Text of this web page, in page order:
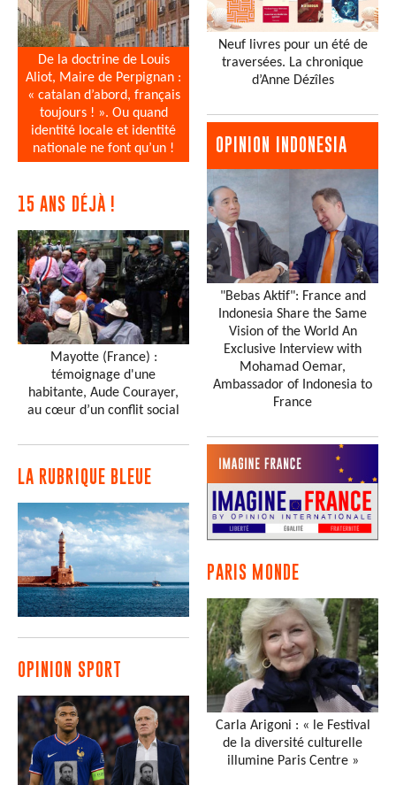
De la doctrine de Louis
Aliot, Maire de Perpignan :
« catalan d’abord, français
toujours ! ». Ou quand
identité locale et identité
nationale ne font qu’un !
15 ANS DÉJÀ !
Mayotte (France) :
témoignage d'une
habitante, Aude Courayer,
au cœur d’un conflit social
LA RUBRIQUE BLEUE
OPINION SPORT
Neuf livres pour un été de
traversées. La chronique
d’Anne Dézîles
OPINION INDONESIA
"Bebas Aktif": France and
Indonesia Share the Same
Vision of the World An
Exclusive Interview with
Mohamad Oemar,
Ambassador of Indonesia to
France
PARIS MONDE
Carla Arigoni : « le Festival
de la diversité culturelle
illumine Paris Centre »